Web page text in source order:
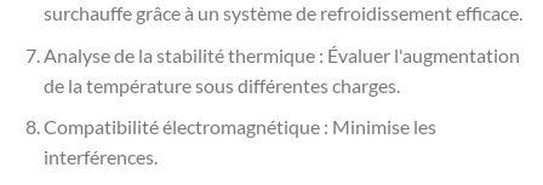
surchauffe grâce à un système de refroidissement efficace.
Analyse de la stabilité thermique : Évaluer l'augmentation
de la température sous différentes charges.
Compatibilité électromagnétique : Minimise les
interférences.